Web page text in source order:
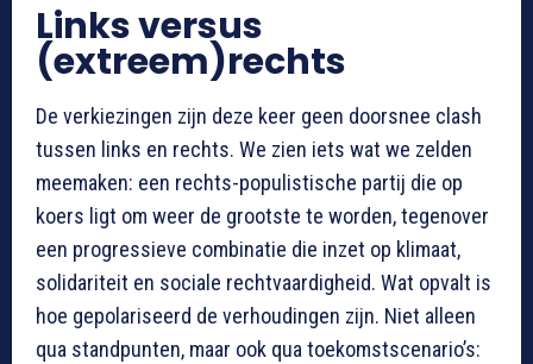
Links versus
(extreem)rechts
De verkiezingen zijn deze keer geen doorsnee clash
tussen links en rechts. We zien iets wat we zelden
meemaken: een rechts-populistische partij die op
koers ligt om weer de grootste te worden, tegenover
een progressieve combinatie die inzet op klimaat,
solidariteit en sociale rechtvaardigheid. Wat opvalt is
hoe gepolariseerd de verhoudingen zijn. Niet alleen
qua standpunten, maar ook qua toekomstscenario’s: